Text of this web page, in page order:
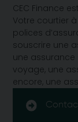
CEC Finance
Votre courtier
polices
souscrire une
une
voyage, une
encore, une